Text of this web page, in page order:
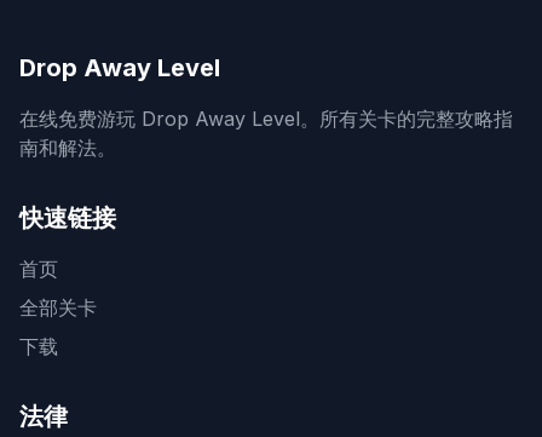
Drop Away Level
在线免费游玩 Drop Away Level。所有关卡的完整攻略指
南和解法。
快速链接
首页
全部关卡
下载
法律